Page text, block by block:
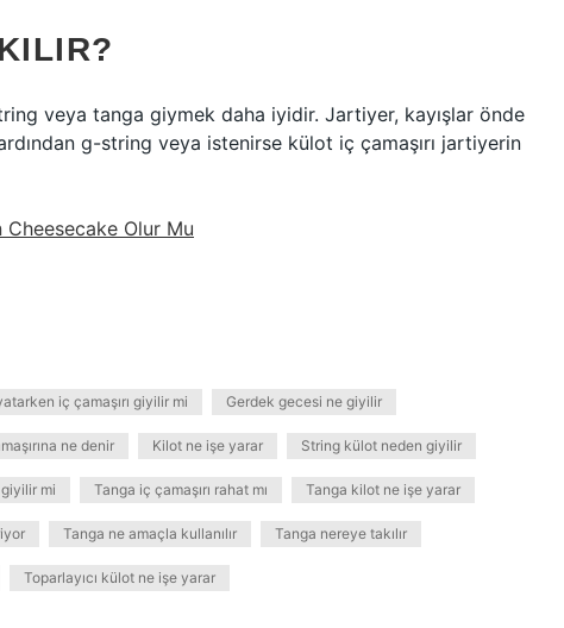
veya tanga giymek daha iyidir. Jartiyer, kayışlar önde
g-string veya istenirse külot iç çamaşırı jartiyerin
Olur Mu
iç çamaşırı giyilir mi Gerdek gecesi ne giyilir
ne denir Kilot ne işe yarar String külot neden giyilir
mi Tanga iç çamaşırı rahat mı Tanga kilot ne işe yarar
Tanga ne amaçla kullanılır Tanga nereye takılır
Toparlayıcı külot ne işe yarar